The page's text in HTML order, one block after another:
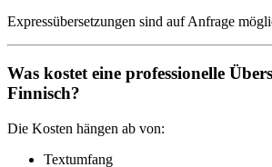
Expressübersetzungen sind auf Anfrage
Was kostet eine professionelle
Finnisch?
Die Kosten hängen ab von:
Textumfang